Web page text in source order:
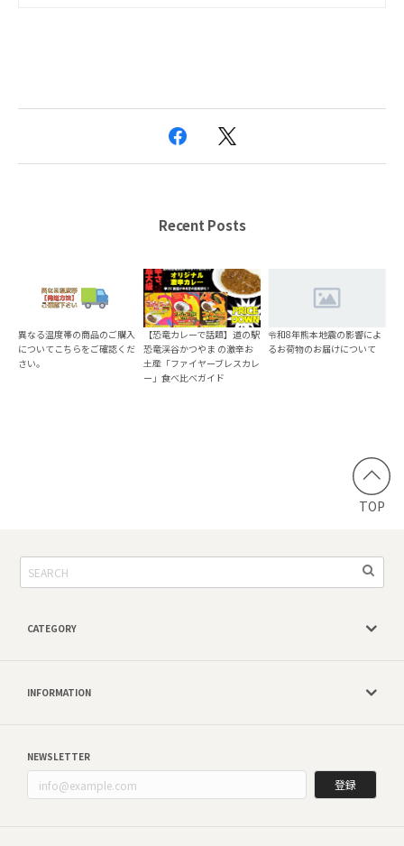
Recent Posts
異なる温度帯の商品のご購入
についてこちらをご確認くだ
さい。
【恐竜カレーで話題】道の駅
恐竜渓谷かつやま の激辛お
土産「ファイヤーブレスカレ
ー」食べ比べガイド
令和8年熊本地震の影響によ
るお荷物のお届けについて
TOP
CATEGORY
INFORMATION
NEWSLETTER
登録